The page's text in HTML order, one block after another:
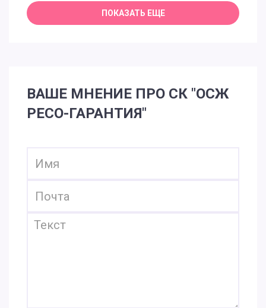
ВАШЕ МНЕНИЕ ПРО СК "ОСЖ
РЕСО-ГАРАНТИЯ"